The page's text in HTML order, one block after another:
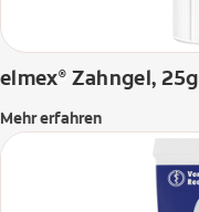
elmex® Zahngel, 25g
Mehr erfahren